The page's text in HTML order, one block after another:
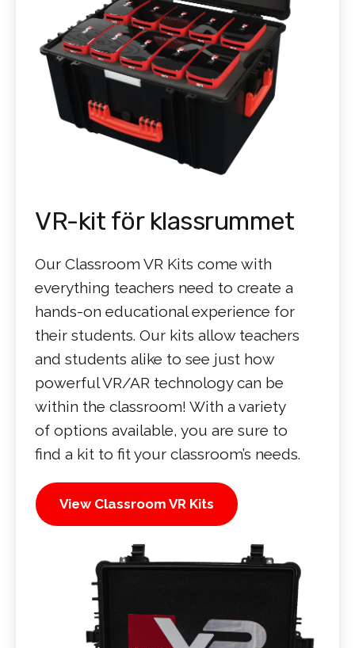
VR-kit för klassrummet
Our Classroom VR Kits come with
everything teachers need to create a
hands-on educational experience for
their students. Our kits allow teachers
and students alike to see just how
powerful VR/AR technology can be
within the classroom! With a variety
of options available, you are sure to
find a kit to fit your classroom’s needs.
View Classroom VR Kits